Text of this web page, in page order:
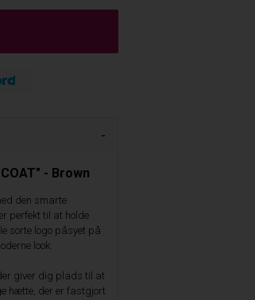
- Brown
den smarte
perfekt til at holde
sorte logo påsyet på
look.
giver dig plads til at
hætte, der er fastgjort